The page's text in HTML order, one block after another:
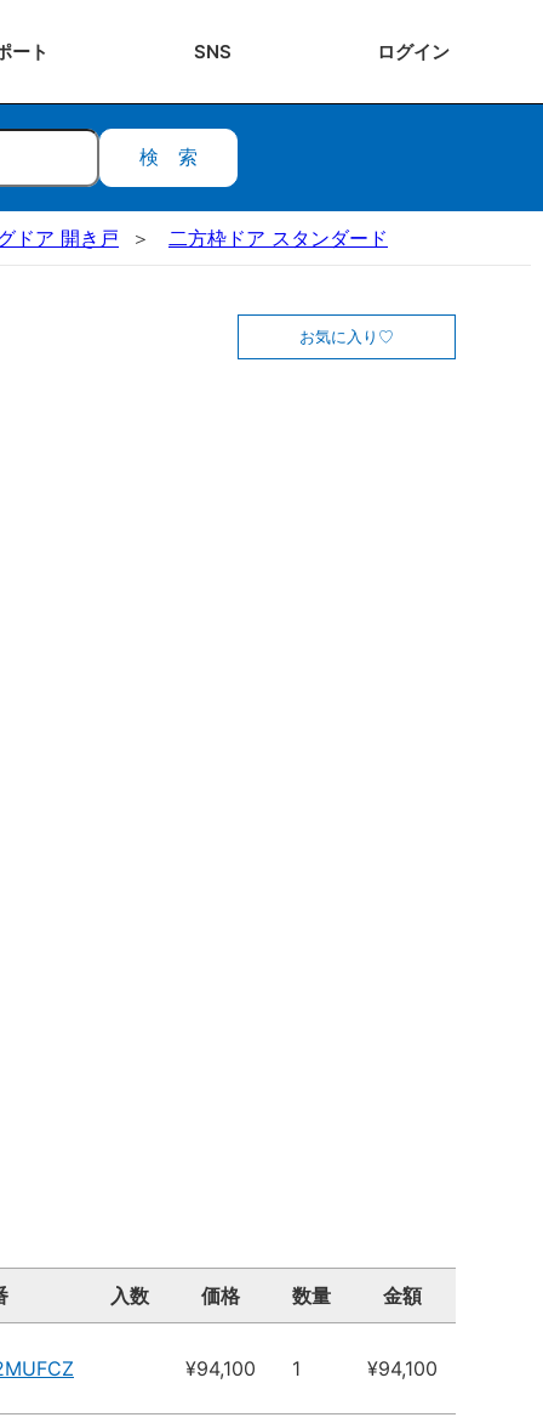
ート SNS ログイン
検索
ドア 開き戸 二方枠ドア スタンダード
お気に入り
入数 価格 数量 金額
¥94,100 1 ¥94,100